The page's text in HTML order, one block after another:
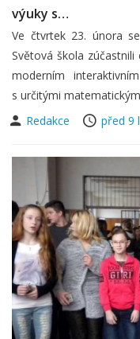
výuky s…
Ve čtvrtek 23. února
Světová škola
moderním
s určitými
Redakce
před 9